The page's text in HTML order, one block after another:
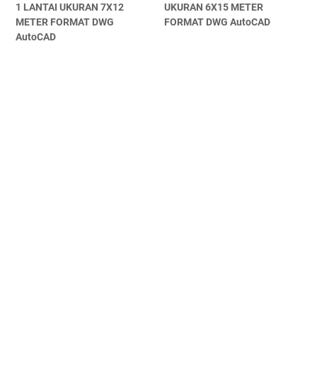
1 LANTAI UKURAN 7X12
METER FORMAT DWG
AutoCAD
UKURAN 6X15 METER
FORMAT DWG AutoCAD